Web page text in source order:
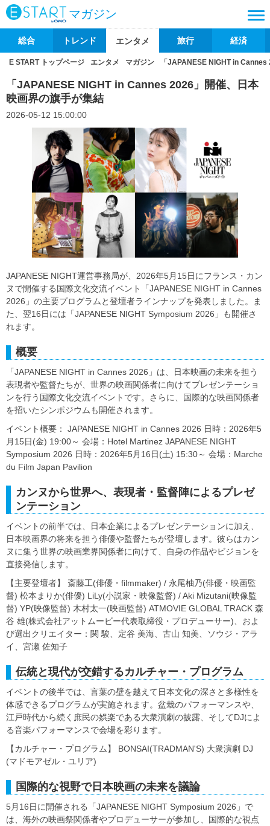
マガジン
総合 トレンド エンタメ 旅行 経済
E START トップページ エンタメ マガジン 「JAPANESE NIGHT in
「JAPANESE NIGHT in Cannes 2026」開催、日本
映画界の旗手が集結
2026-05-12 15:00:00
JAPANESE NIGHT運営事務局が、2026年5月15日にフランス・カン
ヌで開催する国際文化交流イベント「JAPANESE NIGHT in Cannes
2026」の主要プログラムと登壇者ラインナップを発表しました。ま
た、翌16日には「JAPANESE NIGHT Symposium 2026」も開催さ
れます。
概要
「JAPANESE NIGHT in Cannes 2026」は、日本映画の未来を担う
表現者や監督たちが、世界の映画関係者に向けてプレゼンテーショ
ンを行う国際文化交流イベントです。さらに、国際的な映画関係者
を招いたシンポジウムも開催されます。
イベント概要： JAPANESE NIGHT in Cannes 2026 日時：2026年5
月15日(金) 19:00～ 会場：Hotel Martinez JAPANESE NIGHT
Symposium 2026 日時：2026年5月16日(土) 15:30～ 会場：Marche
du Film Japan Pavilion
カンヌから世界へ、表現者・監督陣によるプレゼ
ンテーション
イベントの前半では、日本企業によるプレゼンテーションに加え、
日本映画界の将来を担う俳優や監督たちが登壇します。彼らはカン
ヌに集う世界の映画業界関係者に向けて、自身の作品やビジョンを
直接発信します。
【主要登壇者】 斎藤工(俳優・filmmaker) / 永尾柚乃(俳優・映画監
督) 松本まりか(俳優) LiLy(小説家・映像監督) / Aki Mizutani(映像監
督) YP(映像監督) 木村太一(映画監督) ATMOVIE GLOBAL TRACK 森
谷 雄(株式会社アットムービー代表取締役・プロデューサー)、およ
び選出クリエイター：関 駿、定谷 美海、古山 知美、ソウジ・アラ
イ、宮瀬 佐知子
伝統と現代が交錯するカルチャー・プログラム
イベントの後半では、言葉の壁を越えて日本文化の深さと多様性を
体感できるプログラムが実施されます。盆栽のパフォーマンスや、
江戸時代から続く庶民の娯楽である大衆演劇の披露、そしてDJによ
る音楽パフォーマンスで会場を彩ります。
【カルチャー・プログラム】 BONSAI(TRADMAN'S) 大衆演劇 DJ
(マドモアゼル・ユリア)
国際的な視野で日本映画の未来を議論
5月16日に開催される「JAPANESE NIGHT Symposium 2026」で
は、海外の映画祭関係者やプロデューサーが参加し、国際的な視点